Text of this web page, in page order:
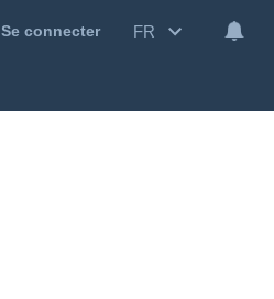
Se connecter FR